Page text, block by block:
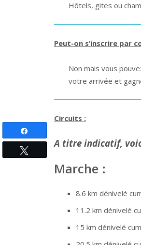
Hôtels, gites ou
Peut-on s’inscrire par
Non mais vous
votre arrivée et
Circuits :
A titre indicatif,
Marche :
8.6 km dénivelé
11.2 km dénivelé
15 km dénivelé